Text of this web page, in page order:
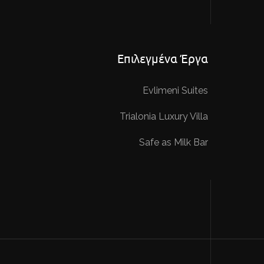
Επιλεγμένα Έργα
Evlimeni Suites
Trialonia Luxury Villa
Safe as Milk Bar